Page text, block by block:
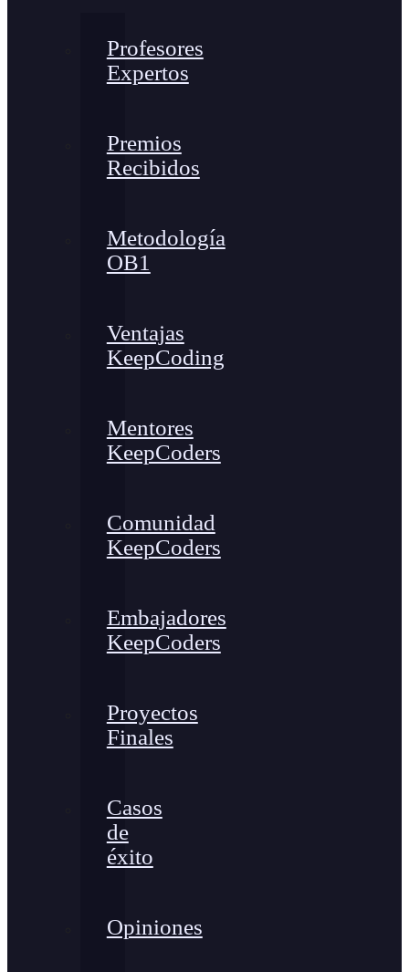
Profesores
Expertos
Premios
Recibidos
Metodología
OB1
Ventajas
KeepCoding
Mentores
KeepCoders
Comunidad
KeepCoders
Embajadores
KeepCoders
Proyectos
Finales
Casos
de
éxito
Opiniones